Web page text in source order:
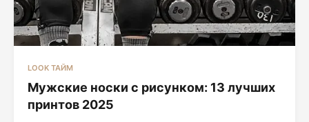
LOOK ТАЙМ
Мужские носки с рисунком: 13 лучших
принтов 2025